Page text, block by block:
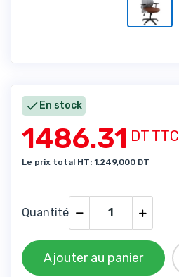
 En stock
1486.31DT TTC
Le prix total HT: 1.249,000 DT
Quantité
Ajouter au panier